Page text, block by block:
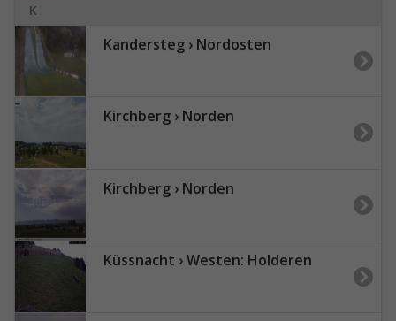
K
Kandersteg › Nordosten
Kirchberg › Norden
Kirchberg › Norden
Küssnacht › Westen: Holderen